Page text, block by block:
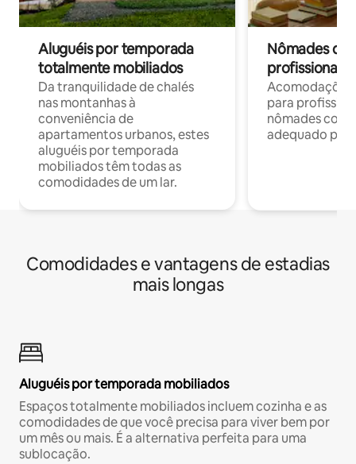
Aluguéis por temporada
totalmente mobiliados
Da tranquilidade de chalés
nas montanhas à
conveniência de
apartamentos urbanos, estes
aluguéis por temporada
mobiliados têm todas as
comodidades de um lar.
Nômades
profissionais
para
nômades com
adequado
Comodidades e vantagens de estadias
mais longas
Aluguéis por temporada mobiliados
Espaços totalmente mobiliados incluem cozinha e as
comodidades de que você precisa para viver bem por
um mês ou mais. É a alternativa perfeita para uma
sublocação.